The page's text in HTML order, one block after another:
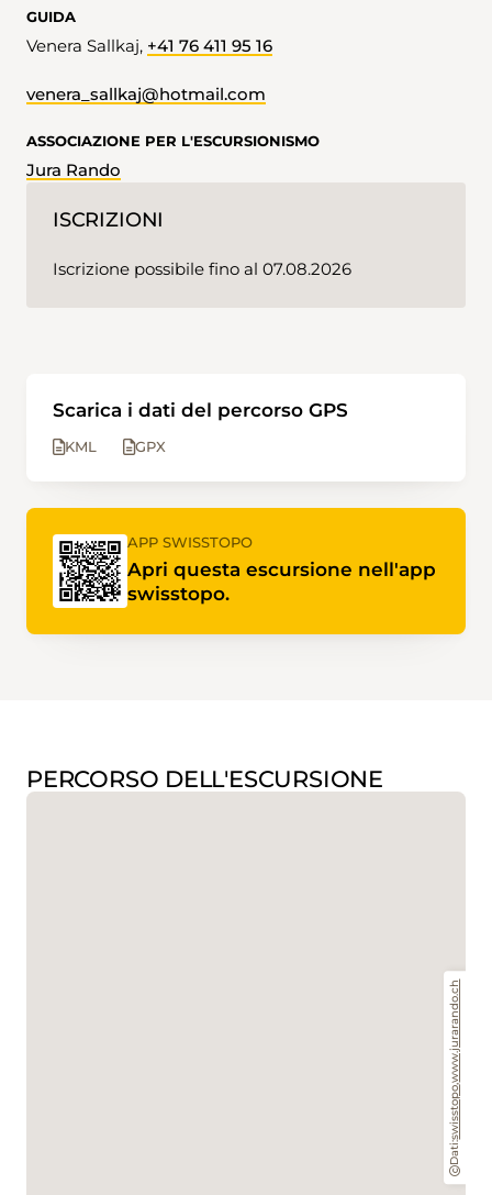
GUIDA
Venera Sallkaj, +41 76 411 95 16
venera_sallkaj@hotmail.com
ASSOCIAZIONE PER L'ESCURSIONISMO
Jura Rando
ISCRIZIONI
Iscrizione possibile fino al 07.08.2026
Scarica i dati del percorso GPS
KML GPX
APP SWISSTOPO
Apri questa escursione nell'app
swisstopo.
PERCORSO DELL'ESCURSIONE
Dati:
swisstopo
www.jurarando.ch